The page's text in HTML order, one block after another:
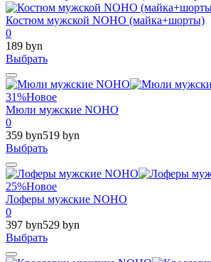
Костюм мужской NOHO (майка+шорты)
0
189 byn
Выбрать
31%Новое
Мюли мужские NOHO
0
359 byn519 byn
Выбрать
25%Новое
Лоферы мужские NOHO
0
397 byn529 byn
Выбрать